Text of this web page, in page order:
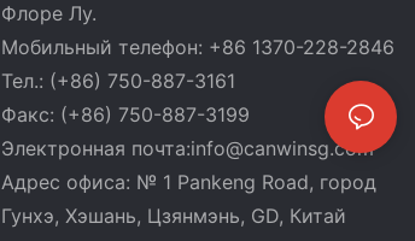
Флоре Лу.
Мобильный телефон: +86 1370-228-2846
Тел.: (+86) 750-887-3161
Факс: (+86) 750-887-3199
Электронная почта:info@canwinsg.com
Адрес офиса: № 1 Pankeng Road, город
Гунхэ, Хэшань, Цзянмэнь, GD, Китай